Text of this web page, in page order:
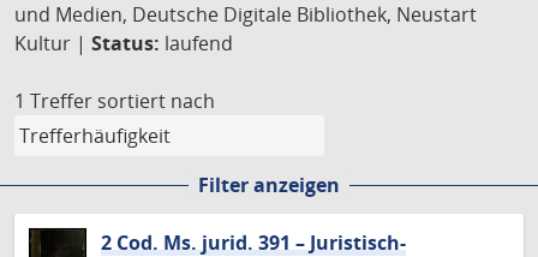
und Medien, Deutsche Digitale Bibliothek, Neustart
Kultur | Status: laufend
1 Treffer sortiert nach
Filter anzeigen
2 Cod. Ms. jurid. 391 – Juristisch-